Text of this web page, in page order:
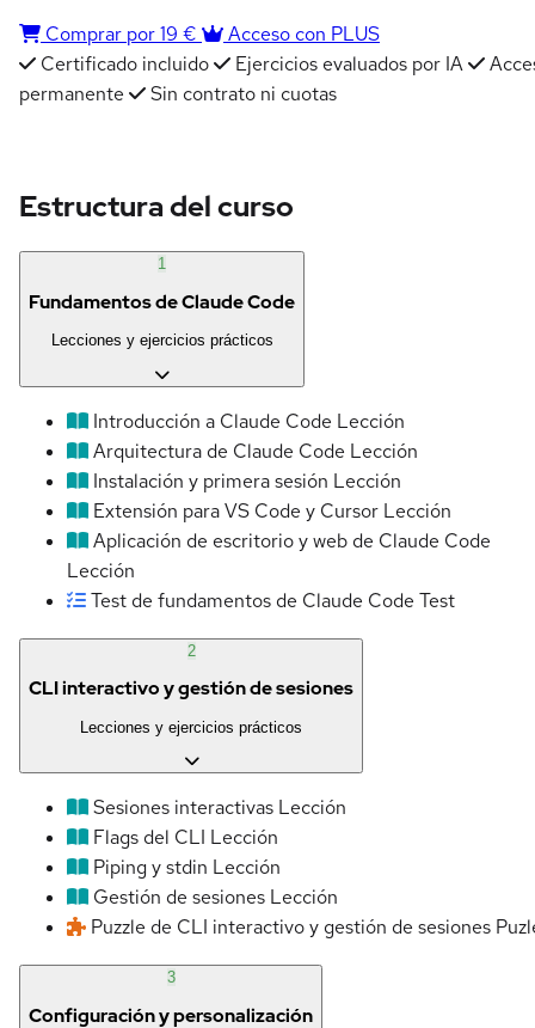
Comprar por 19 €
Acceso con PLUS
Certificado incluido
Ejercicios evaluados por IA
permanente
Sin contrato ni cuotas
Estructura del curso
1
Fundamentos de Claude Code
Lecciones y ejercicios prácticos
Introducción a Claude Code Lección
Arquitectura de Claude Code Lección
Instalación y primera sesión Lección
Extensión para VS Code y Cursor Lección
Aplicación de escritorio y web de Claude Code
Lección
Test de fundamentos de Claude Code Test
2
CLI interactivo y gestión de sesiones
Lecciones y ejercicios prácticos
Sesiones interactivas Lección
Flags del CLI Lección
Piping y stdin Lección
Gestión de sesiones Lección
Puzzle de CLI interactivo y gestión de sesiones
3
Configuración y personalización